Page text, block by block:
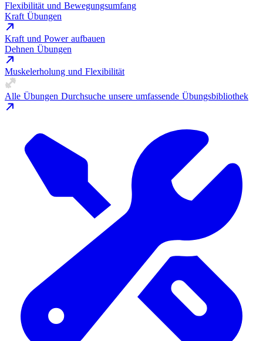
Flexibilität und Bewegungsumfang
Kraft Übungen
Kraft und Power aufbauen
Dehnen Übungen
Muskelerholung und Flexibilität
Alle Übungen Durchsuche unsere umfassende Übungsbibliothek